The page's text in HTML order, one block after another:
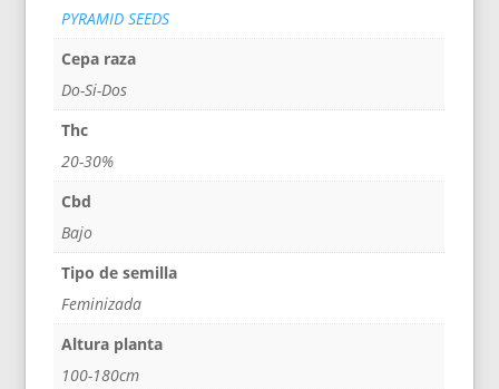
PYRAMID SEEDS
Cepa raza
Do-Si-Dos
Thc
20-30%
Cbd
Bajo
Tipo de semilla
Feminizada
Altura planta
100-180cm